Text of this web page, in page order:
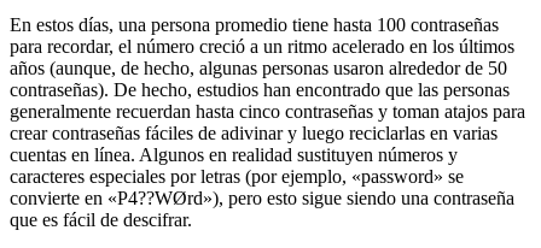
En estos días, una persona promedio tiene hasta 100 contraseñas
para recordar, el número creció a un ritmo acelerado en los últimos
años (aunque, de hecho, algunas personas usaron alrededor de 50
contraseñas). De hecho, estudios han encontrado que las personas
generalmente recuerdan hasta cinco contraseñas y toman atajos para
crear contraseñas fáciles de adivinar y luego reciclarlas en varias
cuentas en línea. Algunos en realidad sustituyen números y
caracteres especiales por letras (por ejemplo, «password» se
convierte en «P4??WØrd»), pero esto sigue siendo una contraseña
que es fácil de descifrar.